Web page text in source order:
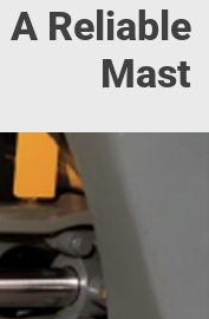
A Reliable
Mast